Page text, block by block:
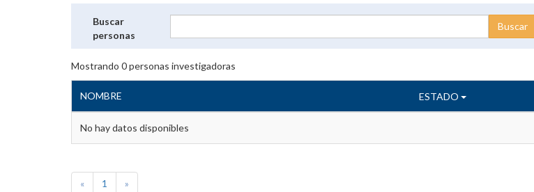
Buscar
personas
Mostrando 0personas investigadoras
NOMBRE ESTADO
No hay datos disponibles
« 1 »